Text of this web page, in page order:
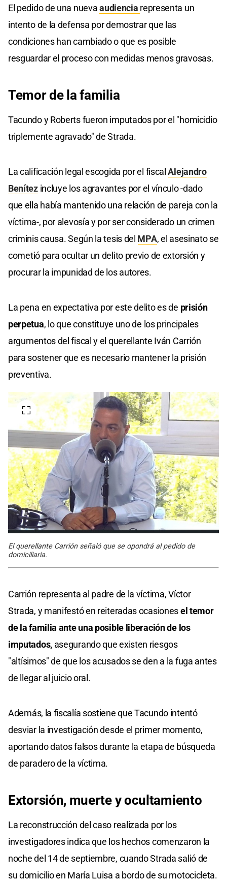
El pedido de una nuevaaudiencia representa un
intento de la defensa por demostrar que las
condiciones han cambiado o que es posible
resguardar el proceso con medidas menos gravosas.
Temor de la familia
Tacundo y Roberts fueron imputados por el "homicidio
triplemente agravado" de Strada.
La calificación legal escogida por el fiscalAlejandro
Benítezincluye los agravantes por el vínculo -dado
que ella había mantenido una relación de pareja con la
víctima-, por alevosía y por ser considerado un crimen
criminis causa. Según la tesis del MPA, el asesinato se
cometió para ocultar un delito previo de extorsión y
procurar la impunidad de los autores.
La pena en expectativa por este delito es de prisión
perpetua, lo que constituye uno de los principales
argumentos del fiscal y el querellante Iván Carrión
para sostener que es necesario mantener la prisión
preventiva.
El querellante Carrión señaló que se opondrá al pedido de
domiciliaria.
Carrión representa al padre de la víctima, Víctor
Strada, y manifestó en reiteradas ocasionesel temor
de la familia ante una posible liberación de los
imputados, asegurando que existen riesgos
"altísimos" de que los acusados se den a la fuga antes
de llegar al juicio oral.
Además, la fiscalía sostiene que Tacundo intentó
desviar la investigación desde el primer momento,
aportando datos falsos durante la etapa de búsqueda
de paradero de la víctima.
Extorsión, muerte y ocultamiento
La reconstrucción del caso realizada por los
investigadores indica que los hechos comenzaron la
noche del 14 de septiembre, cuando Strada salió de
su domicilio en María Luisa a bordo de su motocicleta.